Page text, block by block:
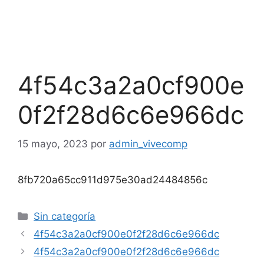
4f54c3a2a0cf900e
0f2f28d6c6e966dc
15 mayo, 2023 por admin_vivecomp
8fb720a65cc911d975e30ad24484856c
Sin categoría
4f54c3a2a0cf900e0f2f28d6c6e966dc
4f54c3a2a0cf900e0f2f28d6c6e966dc